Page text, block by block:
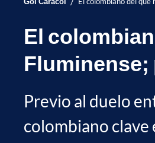
El
Fluminense;
Previo al duelo
colombiano clave